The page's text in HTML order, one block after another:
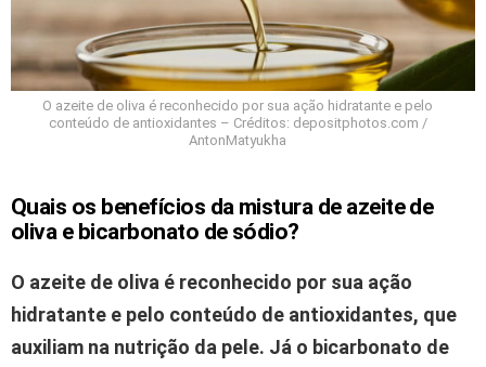
O azeite de oliva é reconhecido por sua ação hidratante e pelo
conteúdo de antioxidantes – Créditos: depositphotos.com /
AntonMatyukha
Quais os benefícios da mistura de azeite de
oliva e bicarbonato de sódio?
O azeite de oliva é reconhecido por sua ação
hidratante e pelo conteúdo de antioxidantes, que
auxiliam na nutrição da pele. Já o bicarbonato de